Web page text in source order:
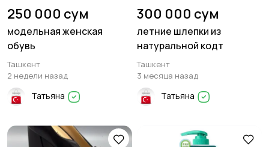
250 000 сум
модельная женская
обувь
Ташкент
2 недели назад
Татьяна
300 000 сум
летние шлепки из
натуральной кодт
Ташкент
3 месяца назад
Татьяна